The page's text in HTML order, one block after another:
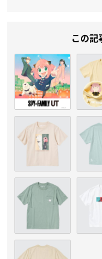
この記